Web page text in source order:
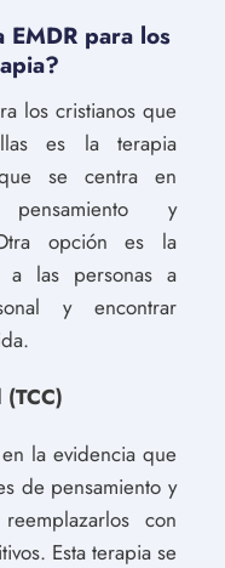
para los
los cristianos que
es la terapia
que se centra en
y
opción es la
a las personas a
y encontrar
la evidencia que
de pensamiento y
con
Esta terapia se